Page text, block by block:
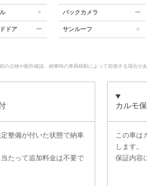
○ バックカメラ ー
ドア ー サンルーフ ○
の点検や動作確認、納車時の車両移動によって前後する場合が
整備が付いた状態で納車
たって追加料金は不要で
カルモ
この車は
します。
保証内容